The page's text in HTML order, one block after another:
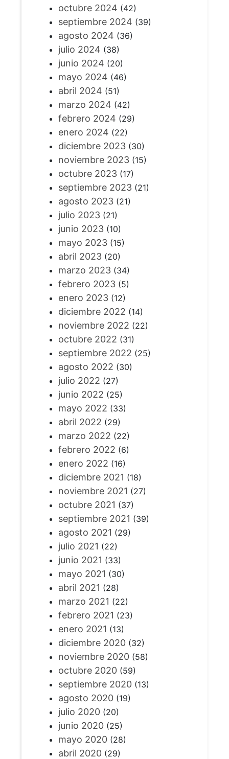
octubre 2024 (42)
septiembre 2024 (39)
agosto 2024 (36)
julio 2024 (38)
junio 2024 (20)
mayo 2024 (46)
abril 2024 (51)
marzo 2024 (42)
febrero 2024 (29)
enero 2024 (22)
diciembre 2023(30)
noviembre 2023(15)
octubre 2023(17)
septiembre 2023(21)
agosto 2023(21)
julio 2023(21)
junio 2023(10)
mayo 2023(15)
abril 2023(20)
marzo 2023(34)
febrero 2023(5)
enero 2023(12)
diciembre 2022 (14)
noviembre 2022 (22)
octubre 2022 (31)
septiembre 2022 (25)
agosto 2022 (30)
julio 2022 (27)
junio 2022 (25)
mayo 2022 (33)
abril 2022 (29)
marzo 2022 (22)
febrero 2022 (6)
enero 2022 (16)
diciembre 2021 (18)
noviembre 2021 (27)
octubre 2021 (37)
septiembre 2021 (39)
agosto 2021 (29)
julio 2021 (22)
junio 2021 (33)
mayo 2021 (30)
abril 2021 (28)
marzo 2021 (22)
febrero 2021 (23)
enero 2021 (13)
diciembre 2020(32)
noviembre 2020(58)
octubre 2020(59)
septiembre 2020(13)
agosto 2020(19)
julio 2020(20)
junio 2020(25)
mayo 2020(28)
abril 2020(29)